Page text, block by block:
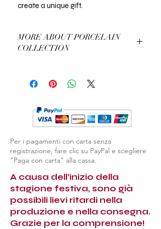
create a unique gift.
MORE ABOUT PORCELAIN
COLLECTION
Per i pagamenti con carta senza
registrazione, fare clic su PayPal e scegliere
"Paga con carta" alla cassa.
A causa dell’inizio della
stagione festiva, sono già
possibili lievi ritardi nella
produzione e nella consegna.
Grazie per la comprensione!